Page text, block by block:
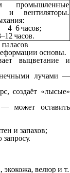
промышленные
и вентиляторы.
4–6 часов;
часов.
основы.
выцветание и
лучами —
создаёт «лысые»
может оставить
и запахов;
экокожа, велюр и т.